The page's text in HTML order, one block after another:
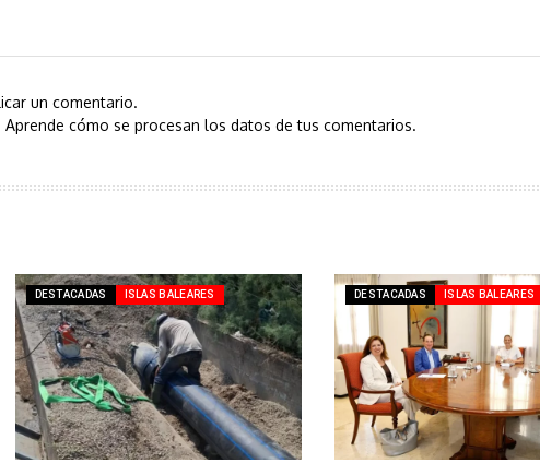
un comentario.
Aprende cómo se procesan los datos de tus comentarios.
DESTACADAS ISLAS BALEARES DESTACADAS ISLAS BALEARES